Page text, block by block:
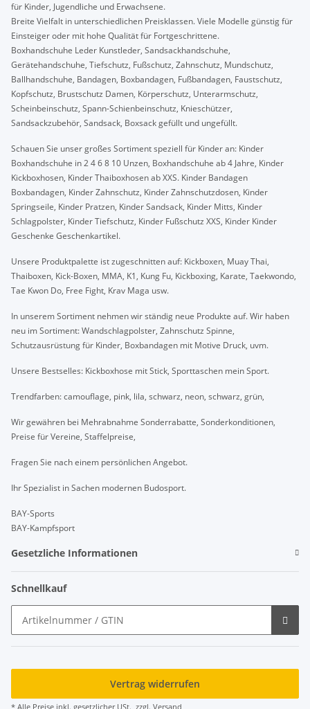
für Kinder, Jugendliche und Erwachsene.
Breite Vielfalt in unterschiedlichen Preisklassen. Viele Modelle günstig für
Einsteiger oder mit hohe Qualität für Fortgeschrittene.
Boxhandschuhe Leder Kunstleder, Sandsackhandschuhe,
Gerätehandschuhe, Tiefschutz, Fußschutz, Zahnschutz, Mundschutz,
Ballhandschuhe, Bandagen, Boxbandagen, Fußbandagen, Faustschutz,
Kopfschutz, Brustschutz Damen, Körperschutz, Unterarmschutz,
Scheinbeinschutz, Spann-Schienbeinschutz, Knieschützer,
Sandsackzubehör, Sandsack, Boxsack gefüllt und ungefüllt.
Schauen Sie unser großes Sortiment speziell für Kinder an: Kinder
Boxhandschuhe in 2 4 6 8 10 Unzen, Boxhandschuhe ab 4 Jahre, Kinder
Kickboxhosen, Kinder Thaiboxhosen ab XXS. Kinder Bandagen
Boxbandagen, Kinder Zahnschutz, Kinder Zahnschutzdosen, Kinder
Springseile, Kinder Pratzen, Kinder Sandsack, Kinder Mitts, Kinder
Schlagpolster, Kinder Tiefschutz, Kinder Fußschutz XXS, Kinder Kinder
Geschenke Geschenkartikel.
Unsere Produktpalette ist zugeschnitten auf: Kickboxen, Muay Thai,
Thaiboxen, Kick-Boxen, MMA, K1, Kung Fu, Kickboxing, Karate, Taekwondo,
Tae Kwon Do, Free Fight, Krav Maga usw.
In unserem Sortiment nehmen wir ständig neue Produkte auf. Wir haben
neu im Sortiment: Wandschlagpolster, Zahnschutz Spinne,
Schutzausrüstung für Kinder, Boxbandagen mit Motive Druck, uvm.
Unsere Bestselles: Kickboxhose mit Stick, Sporttaschen mein Sport.
Trendfarben: camouflage, pink, lila, schwarz, neon, schwarz, grün,
Wir gewähren bei Mehrabnahme Sonderrabatte, Sonderkonditionen,
Preise für Vereine, Staffelpreise,
Fragen Sie nach einem persönlichen Angebot.
Ihr Spezialist in Sachen modernen Budosport.
BAY-Sports
BAY-Kampfsport
Gesetzliche Informationen
Schnellkauf
Vertrag widerrufen
* Alle Preise inkl. gesetzlicher USt., zzgl. Versand